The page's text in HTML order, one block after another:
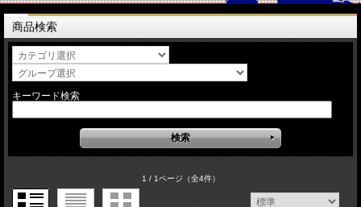
商品検索
キーワード検索
1 / 1ページ（全4件）